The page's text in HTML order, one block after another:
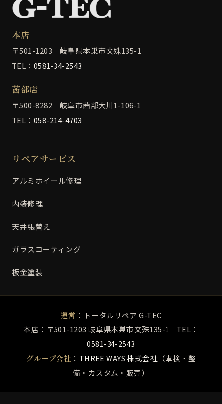
本店
〒501-1203 岐阜県本巣市文殊135-1
TEL： 0581-34-2543
茜部店
〒500-8282 岐阜市茜部大川1-106-1
TEL： 058-214-4703
リペアサービス
アルミホイール修理
内装修理
天井張替え
ガラスコーティング
板金塗装
運営 ：トータルリペア G-TEC
本店：〒501-1203 岐阜県本巣市文殊135-1 TEL：
0581-34-2543
グループ会社 ： THREE WAYS 株式会社 （車検・整
備・カスタム・販売）